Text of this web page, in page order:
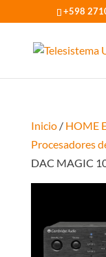
+598
Inicio/ HOME
Procesadores
DAC MAGIC